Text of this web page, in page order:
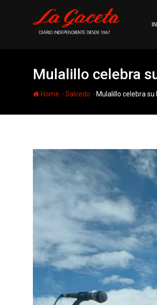
Mulalillo celebra
Home -Salcedo - Mulalillo celebra su